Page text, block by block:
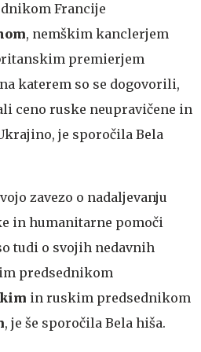
Francije
, nemškim kanclerjem
premierjem
katerem so se dogovorili,
ceno ruske neupravičene in
je sporočila Bela
zavezo o nadaljevanju
in humanitarne pomoči
tudi o svojih nedavnih
predsednikom
in ruskim predsednikom
, je še sporočila Bela hiša.